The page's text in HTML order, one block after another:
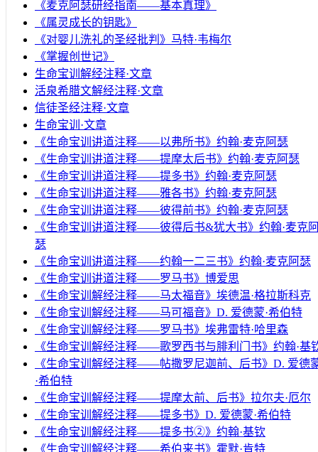
《麦克阿瑟研经指南——基本真理》
《属灵成长的钥匙》
《对婴儿洗礼的圣经批判》马特·韦梅尔
《掌握创世记》
生命宝训解经注释·文章
活泉希腊文解经注释·文章
信徒圣经注释·文章
生命宝训·文章
《生命宝训讲道注释——以弗所书》约翰·麦克阿瑟
《生命宝训讲道注释——提摩太后书》约翰·麦克阿瑟
《生命宝训讲道注释——提多书》约翰·麦克阿瑟
《生命宝训讲道注释——雅各书》约翰·麦克阿瑟
《生命宝训讲道注释——彼得前书》约翰·麦克阿瑟
《生命宝训讲道注释——彼得后书&犹大书》约翰·麦克
瑟
《生命宝训讲道注释——约翰一二三书》约翰·麦克阿瑟
《生命宝训讲道注释——罗马书》博爱思
《生命宝训解经注释——马太福音》埃德温·格拉斯科克
《生命宝训解经注释——马可福音》D. 爱德蒙·希伯特
《生命宝训解经注释——罗马书》埃弗雷特·哈里森
《生命宝训解经注释——歌罗西书与腓利门书》约翰·基
《生命宝训解经注释——帖撒罗尼迦前、后书》D. 爱德
·希伯特
《生命宝训解经注释——提摩太前、后书》拉尔夫·厄尔
《生命宝训解经注释——提多书》D. 爱德蒙·希伯特
《生命宝训解经注释——提多书②》约翰·基钦
《生命宝训解经注释——希伯来书》霍默·肯特